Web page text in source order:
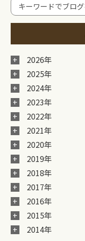
2026年
2025年
2024年
2023年
2022年
2021年
2020年
2019年
2018年
2017年
2016年
2015年
2014年